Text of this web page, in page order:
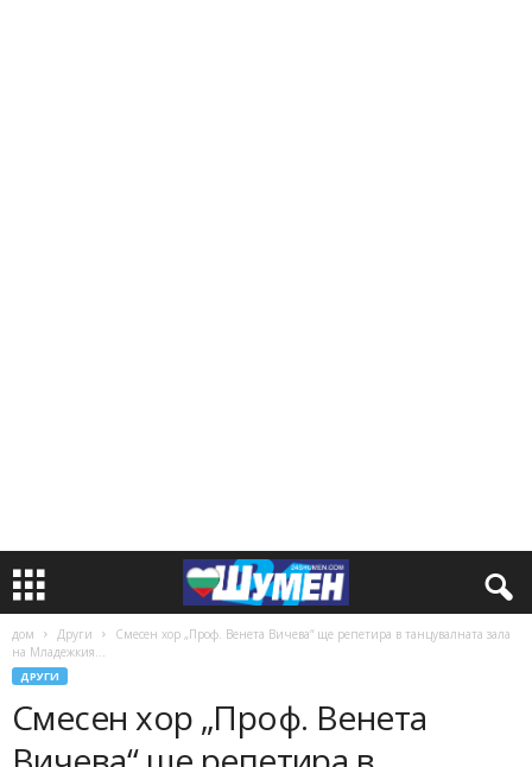
дом Други
Смесен хор „Проф. Венета Вичева“ ще репетира в танцувалната зала
на Младежкия...
ДРУГИ
Смесен хор „Проф. Венета